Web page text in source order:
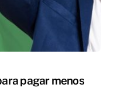
pagar menos